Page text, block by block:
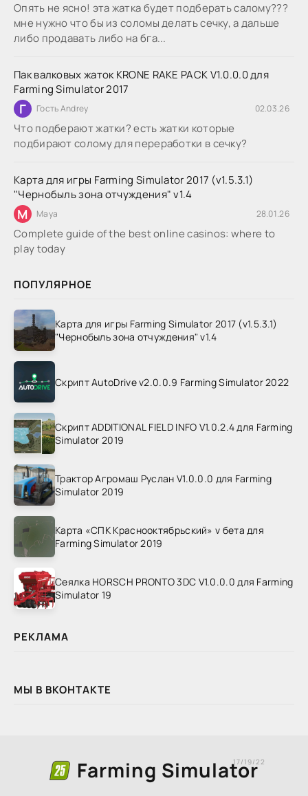
Опять не ясно! эта жатка будет подберать салому???
мне нужно что бы из соломы делать сечку, а дальше
либо продавать либо на бга...
Пак валковых жаток KRONE RAKE PACK V1.0.0.0 для
Farming Simulator 2017
Г Гость Andrey 02.03.26
Что подберают жатки? есть жатки которые
подбирают солому для переработки в сечку?
Карта для игры Farming Simulator 2017 (v1.5.3.1)
"Чернобыль зона отчуждения" v1.4
M Maya 28.01.26
Complete guide of the best online casinos: where to
play today
ПОПУЛЯРНОЕ
Карта для игры Farming Simulator 2017 (v1.5.3.1)
"Чернобыль зона отчуждения" v1.4
Скрипт AutoDrive v2.0.0.9 Farming Simulator 2022
Скрипт ADDITIONAL FIELD INFO V1.0.2.4 для Farming
Simulator 2019
Трактор Агромаш Руслан V1.0.0.0 для Farming
Simulator 2019
Карта «СПК Краснооктябрьский» v бета для
Farming Simulator 2019
Сеялка HORSCH PRONTO 3DC V1.0.0.0 для Farming
Simulator 19
РЕКЛАМА
МЫ В ВКОНТАКТЕ
Farming Simulator
17/19/22